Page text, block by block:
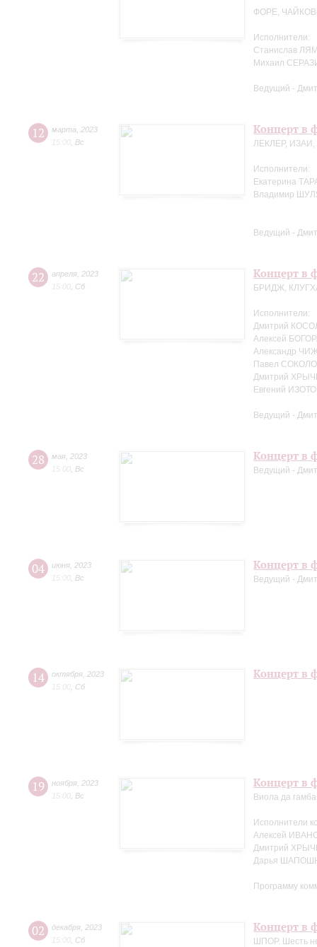
ФОРЕ,
Исполнители:
Станислав
Михаил
Ведущий -
12 марта
2023
15:00 Вс
Концерт в
ЛЕКЛЕР,
Исполнители:
Екатерина
Владимир
Ведущий -
22 апреля 2023
15:00 Сб
Концерт в
БРИДЖ,
Исполнители:
Дмитрий
Алексей
Александр
Павел
Дмитрий
Евгений
Ведущий -
28 мая 2023
15:00 Вс
Концерт в
Ведущий -
04 июня 2023
15:00 Вс
Концерт в
Ведущий -
14 октября 2023
15:00 Сб
Концерт в
19 ноября 2023
15:00 Вс
Концерт в
Виола да
Исполнители
Алексей
Дмитрий
Дарья
Программу
02 декабря 2023
15:00 Сб
Концерт в
ШПОР. Шесть